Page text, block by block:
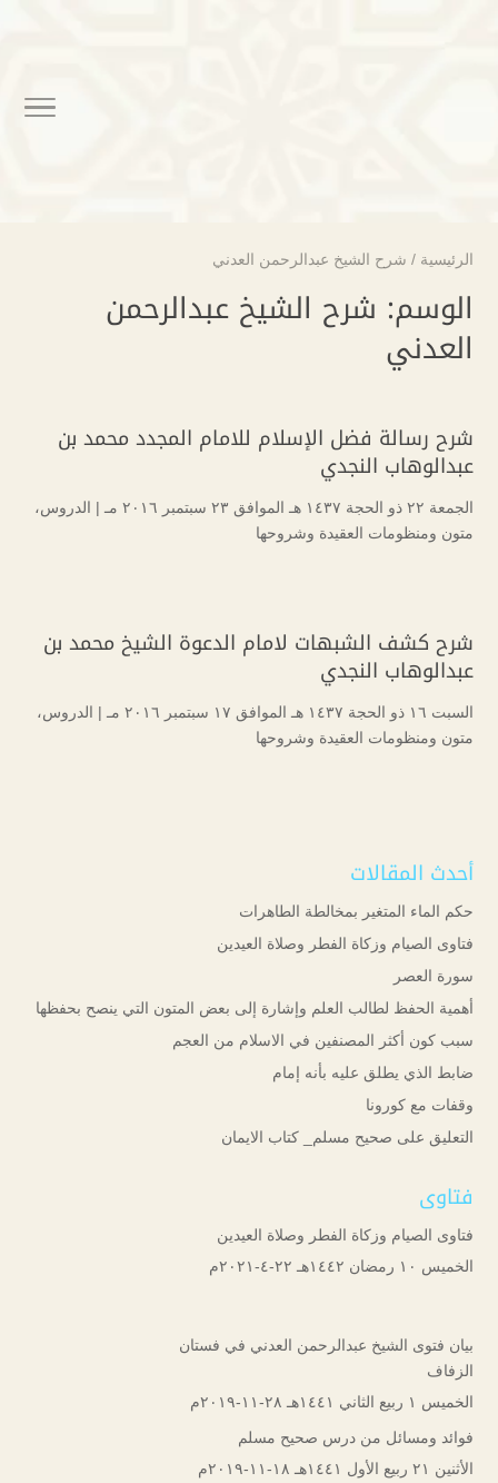
الرئيسية / شرح الشيخ عبدالرحمن العدني
الوسم: شرح الشيخ عبدالرحمن
العدني
شرح رسالة فضل الإسلام للامام المجدد محمد بن
عبدالوهاب النجدي
الجمعة ۲۲ ذو الحجة ۱٤۳۷ هـ الموافق ۲۳ سبتمبر ۲۰۱٦ مـ | الدروس،
متون ومنظومات العقيدة وشروحها
شرح كشف الشبهات لامام الدعوة الشيخ محمد بن
عبدالوهاب النجدي
السبت ۱٦ ذو الحجة ۱٤۳۷ هـ الموافق ۱۷ سبتمبر ۲۰۱٦ مـ | الدروس،
متون ومنظومات العقيدة وشروحها
أحدث المقالات
حكم الماء المتغير بمخالطة الطاهرات
فتاوى الصيام وزكاة الفطر وصلاة العيدين
سورة العصر
أهمية الحفظ لطالب العلم وإشارة إلى بعض المتون التي ينصح بحفظها
سبب كون أكثر المصنفين في الاسلام من العجم
ضابط الذي يطلق عليه بأنه إمام
وقفات مع كورونا
التعليق على صحيح مسلم_ كتاب الايمان
فتاوى
فتاوى الصيام وزكاة الفطر وصلاة العيدين
الخميس ۱۰ رمضان ۱٤٤۲هـ ۲۲-٤-۲۰۲۱م
بيان فتوى الشيخ عبدالرحمن العدني في فستان
الزفاف
الخميس ۱ ربيع الثاني ۱٤٤۱هـ ۲۸-۱۱-۲۰۱۹م
فوائد ومسائل من درس صحيح مسلم
الأثنين ۲۱ ربيع الأول ۱٤٤۱هـ ۱۸-۱۱-۲۰۱۹م